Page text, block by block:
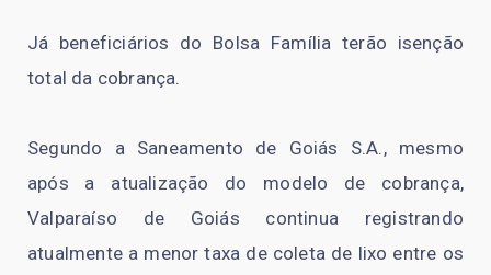
Já beneficiários do Bolsa Família terão isenção
total da cobrança.
Segundo a Saneamento de Goiás S.A., mesmo
após a atualização do modelo de cobrança,
Valparaíso de Goiás continua registrando
atualmente a menor taxa de coleta de lixo entre os